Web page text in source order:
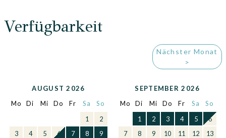
Verfügbarkeit
Nächster Monat
>
AUGUST 2026
Mo
Di Mi Do Fr Sa
So
1
2
3
4 5 6 7 8
9
SEPTEMBER 2026
Mo
Di Mi Do Fr Sa
So
1
2 3 4 5
6
7
8 9 10 11 12
13